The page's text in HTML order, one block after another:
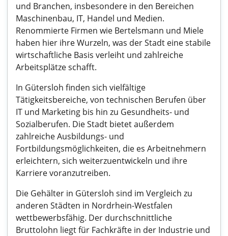
und Branchen, insbesondere in den Bereichen
Maschinenbau, IT, Handel und Medien.
Renommierte Firmen wie Bertelsmann und Miele
haben hier ihre Wurzeln, was der Stadt eine stabile
wirtschaftliche Basis verleiht und zahlreiche
Arbeitsplätze schafft.
In Gütersloh finden sich vielfältige
Tätigkeitsbereiche, von technischen Berufen über
IT und Marketing bis hin zu Gesundheits- und
Sozialberufen. Die Stadt bietet außerdem
zahlreiche Ausbildungs- und
Fortbildungsmöglichkeiten, die es Arbeitnehmern
erleichtern, sich weiterzuentwickeln und ihre
Karriere voranzutreiben.
Die Gehälter in Gütersloh sind im Vergleich zu
anderen Städten in Nordrhein-Westfalen
wettbewerbsfähig. Der durchschnittliche
Bruttolohn liegt für Fachkräfte in der Industrie und